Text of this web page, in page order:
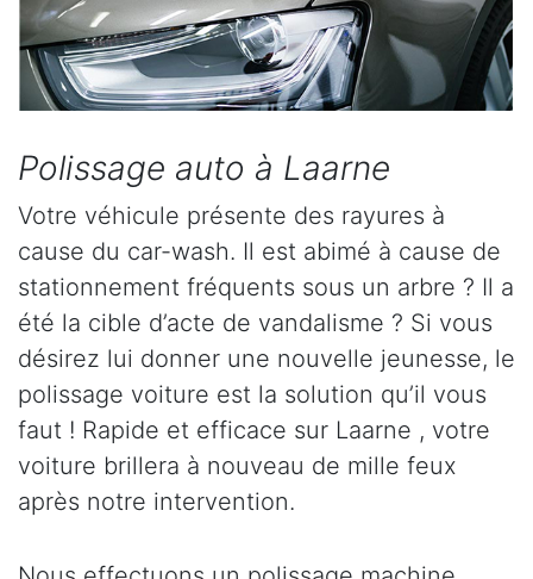
Polissage auto à Laarne
Votre véhicule présente des rayures à
cause du car-wash. Il est abimé à cause de
stationnement fréquents sous un arbre ? Il a
été la cible d’acte de vandalisme ? Si vous
désirez lui donner une nouvelle jeunesse, le
polissage voiture est la solution qu’il vous
faut ! Rapide et efficace sur Laarne , votre
voiture brillera à nouveau de mille feux
après notre intervention.